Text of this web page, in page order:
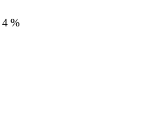
4 %